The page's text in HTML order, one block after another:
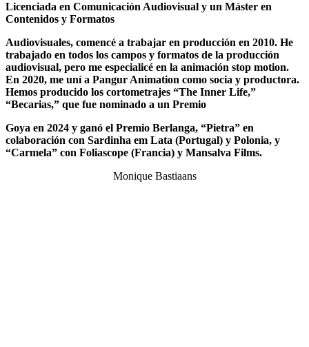
Licenciada en Comunicación Audiovisual y un Máster en
Contenidos y Formatos
Audiovisuales, comencé a trabajar en producción en 2010. He
trabajado en todos los campos y formatos de la producción
audiovisual, pero me especialicé en la animación stop motion.
En 2020, me uní a Pangur Animation como socia y productora.
Hemos producido los cortometrajes “The Inner Life,”
“Becarias,” que fue nominado a un Premio
Goya en 2024 y ganó el Premio Berlanga, “Pietra” en
colaboración con Sardinha em Lata (Portugal) y Polonia, y
“Carmela” con Foliascope (Francia) y Mansalva Films.
Monique Bastiaans